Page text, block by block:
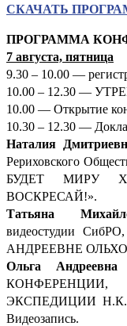
СКАЧАТЬ
ПРОГРАММА
7 августа, пятница
9.30 – 10.00 —
10.00 – 12.30 —
10.00 — Открытие
10.30 – 12.30 —
Наталия
Рериховского
БУДЕТ МИРУ
ВОСКРЕСАЙ!».
Татьяна
видеостудии
АНДРЕЕВНЕ
Ольга
ЭКСПЕДИЦИИ
Видеозапись.